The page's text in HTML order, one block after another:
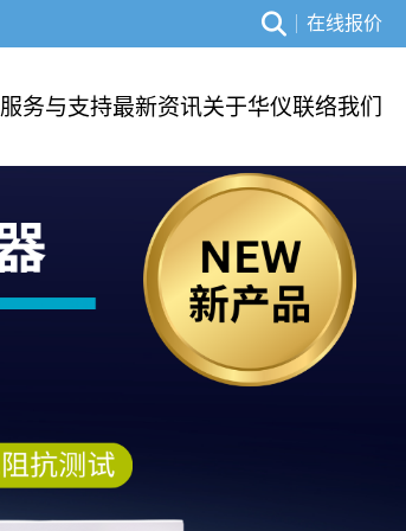
在线报价
服务与支持最新资讯关于华仪联络我们